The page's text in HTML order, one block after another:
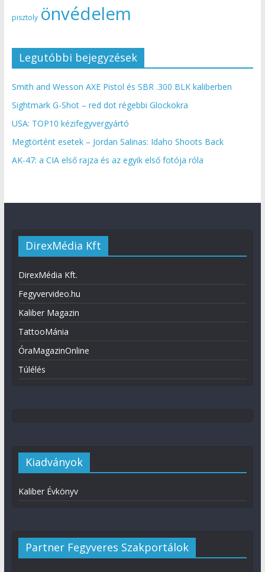
pisztoly önvédelem
Legutóbbi bejegyzések
Smith and Wesson AXE Pistol és SBR .300 BLK kaliberben
Sightmark G-Shot – red dot régebbi Glockokra
USA: TOP10 kézifegyvergyártó
Megtörtént esetek – Jordan Salinas: Idaho Shoots Back
AK-47: a CIA első rajza és az egyik első fotója róla
DirexMédia Kft
DirexMédia Kft.
Fegyvervideo.hu
Kaliber Magazin
TattooMánia
ÓraMagazinOnline
Túlélés
Kiadványok
Kaliber Évkönyv
Partner Fegyveres Szakportálok